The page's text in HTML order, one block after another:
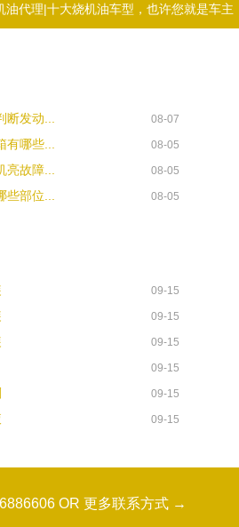
代理|十大烧机油车型，也许您就是车主
发动... 08-07
哪些... 08-05
故障... 08-05
部位... 08-05
09-15
09-15
09-15
09-15
09-15
09-15
OR 更多联系方式 →